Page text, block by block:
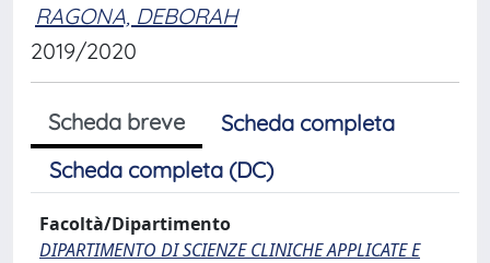
RAGONA, DEBORAH
2019/2020
Scheda breve
Scheda completa
Scheda completa (DC)
Facoltà/Dipartimento
DIPARTIMENTO DI SCIENZE CLINICHE APPLICATE E